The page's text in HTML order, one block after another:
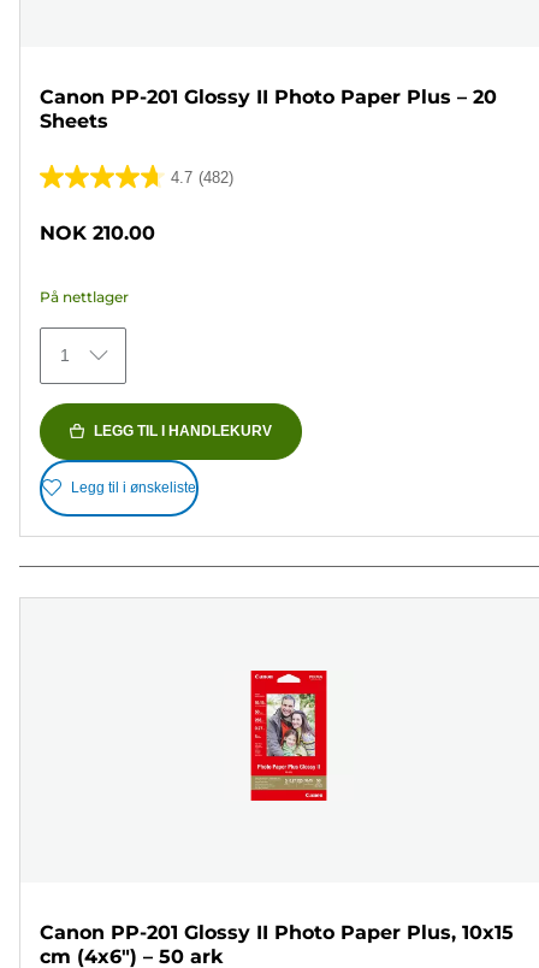
Canon PP-201 Glossy II Photo Paper Plus – 20
Sheets
4.7 (482)
4.7
482
omtaler
NOK 210.00
På nettlager
1
LEGG TIL I HANDLEKURV
Legg til i ønskeliste
Canon PP-201 Glossy II Photo Paper Plus, 10x15
cm (4x6") – 50 ark